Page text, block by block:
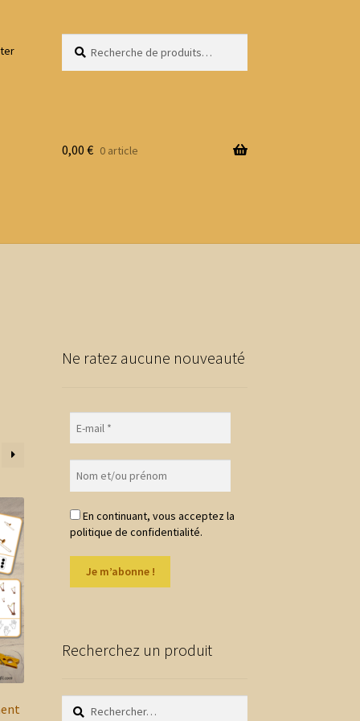
pour :
0,00 € 0 article
Ne ratez aucune nouveauté
En continuant, vous acceptez la
politique de confidentialité.
Recherchez un produit
Rechercher :